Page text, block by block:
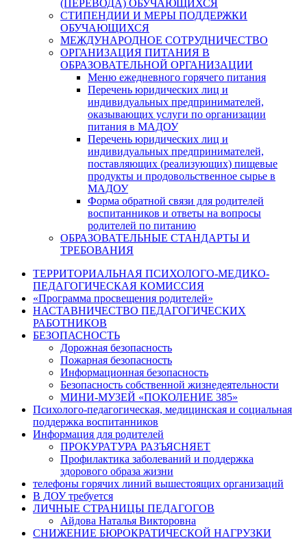
(ПЕРЕВОДА) ОБУЧАЮЩИХСЯ
СТИПЕНДИИ И МЕРЫ ПОДДЕРЖКИ
ОБУЧАЮЩИХСЯ
МЕЖДУНАРОДНОЕ СОТРУДНИЧЕСТВО
ОРГАНИЗАЦИЯ ПИТАНИЯ В
ОБРАЗОВАТЕЛЬНОЙ ОРГАНИЗАЦИИ
Меню ежедневного горячего питания
Перечень юридических лиц и
индивидуальных предпринимателей,
оказывающих услуги по организации
питания в МАДОУ
Перечень юридических лиц и
индивидуальных предпринимателей,
поставляющих (реализующих) пищевые
продукты и продовольственное сырье в
МАДОУ
Форма обратной связи для родителей
воспитанников и ответы на вопросы
родителей по питанию
ОБРАЗОВАТЕЛЬНЫЕ СТАНДАРТЫ И
ТРЕБОВАНИЯ
ТЕРРИТОРИАЛЬНАЯ ПСИХОЛОГО-МЕДИКО-
ПЕДАГОГИЧЕСКАЯ КОМИССИЯ
«Программа просвещения родителей»
НАСТАВНИЧЕСТВО ПЕДАГОГИЧЕСКИХ
РАБОТНИКОВ
БЕЗОПАСНОСТЬ
Дорожная безопасность
Пожарная безопасность
Информационная безопасность
Безопасность собственной жизнедеятельности
МИНИ-МУЗЕЙ «ПОКОЛЕНИЕ 385»
Психолого-педагогическая, медицинская и социальная
поддержка воспитанников
Информация для родителей
ПРОКУРАТУРА РАЗЪЯСНЯЕТ
Профилактика заболеваний и поддержка
здорового образа жизни
телефоны горячих линий вышестоящих организаций
В ДОУ требуется
ЛИЧНЫЕ СТРАНИЦЫ ПЕДАГОГОВ
Айдова Наталья Викторовна
СНИЖЕНИЕ БЮРОКРАТИЧЕСКОЙ НАГРУЗКИ